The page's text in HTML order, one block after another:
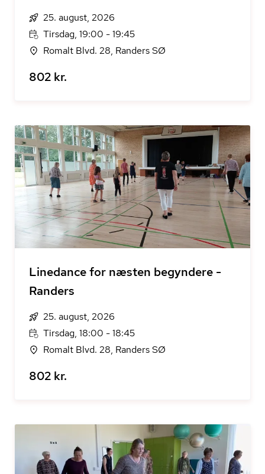
25. august, 2026
Tirsdag, 19:00 - 19:45
Romalt Blvd. 28, Randers SØ
802 kr.
Linedance for næsten begyndere -
Randers
25. august, 2026
Tirsdag, 18:00 - 18:45
Romalt Blvd. 28, Randers SØ
802 kr.